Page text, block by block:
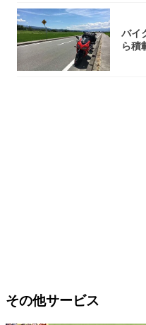
バイ
ら積
その他サービス